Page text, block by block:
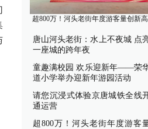
超800万！河头老街年度游客量创新高
唐山河头老街：水上不夜城 点
一座城的跨年夜
童趣满校园 欢乐迎新年——荣
道小学举办迎新年游园活动
请您沉浸式体验京唐城铁全线
通运营
超800万！河头老街年度游客